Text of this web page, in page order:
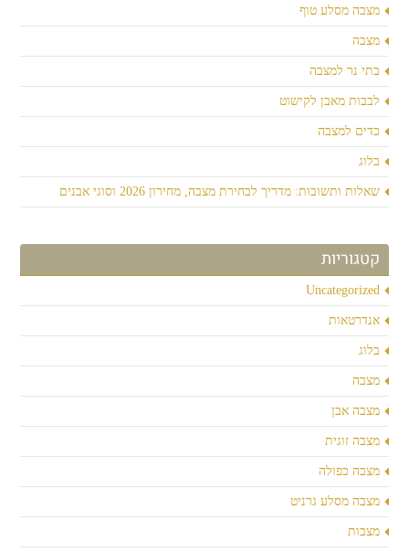
מצבה מסלע טוף
מצבה
בתי נר למצבה
לבבות מאבן לקישוט
כדים למצבה
בלוג
שאלות ותשובות: מדריך לבחירת מצבה, מחירון 2026 וסוגי אבנים
קטגוריות
Uncategorized
אנדרטאות
בלוג
מצבה
מצבה אבן
מצבה זוגית
מצבה כפולה
מצבה מסלע גרניט
מצבות